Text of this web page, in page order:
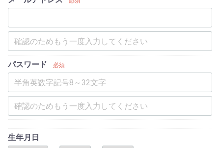
パスワード 必須
生年月日